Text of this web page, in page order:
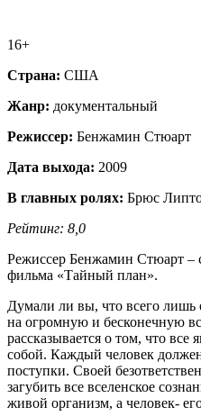
16+
Страна: США
Жанр: документальный
Режиссер: Бенжамин Стюарт
Дата выхода: 2009
В главных ролях: Брюс
Рейтинг: 8,0
Режиссер Бенжамин Стюарт –
фильма «Тайный план».
Думали ли вы, что всего лишь
на огромную и бесконечную
рассказывается о том, что
собой. Каждый человек
поступки. Своей
загубить все вселенское
живой организм, а человек-